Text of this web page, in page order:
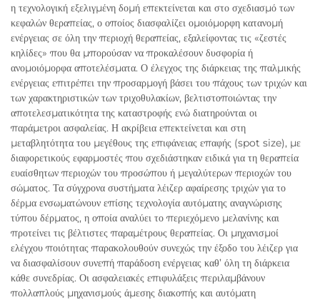
η τεχνολογική εξελιγμένη δομή επεκτείνεται και στο σχεδιασμό των
κεφαλών θεραπείας, ο οποίος διασφαλίζει ομοιόμορφη κατανομή
ενέργειας σε όλη την περιοχή θεραπείας, εξαλείφοντας τις «ζεστές
κηλίδες» που θα μπορούσαν να προκαλέσουν δυσφορία ή
ανομοιόμορφα αποτελέσματα. Ο έλεγχος της διάρκειας της παλμικής
ενέργειας επιτρέπει την προσαρμογή βάσει του πάχους των τριχών και
των χαρακτηριστικών των τριχοθυλακίων, βελτιστοποιώντας την
αποτελεσματικότητα της καταστροφής ενώ διατηρούνται οι
παράμετροι ασφαλείας. Η ακρίβεια επεκτείνεται και στη
μεταβλητότητα του μεγέθους της επιφάνειας επαφής (spot size), με
διαφορετικούς εφαρμοστές που σχεδιάστηκαν ειδικά για τη θεραπεία
ευαίσθητων περιοχών του προσώπου ή μεγαλύτερων περιοχών του
σώματος. Τα σύγχρονα συστήματα λέιζερ αφαίρεσης τριχών για το
δέρμα ενσωματώνουν επίσης τεχνολογία αυτόματης αναγνώρισης
τύπου δέρματος, η οποία αναλύει το περιεχόμενο μελανίνης και
προτείνει τις βέλτιστες παραμέτρους θεραπείας. Οι μηχανισμοί
ελέγχου ποιότητας παρακολουθούν συνεχώς την έξοδο του λέιζερ για
να διασφαλίσουν συνεπή παράδοση ενέργειας καθ’ όλη τη διάρκεια
κάθε συνεδρίας. Οι ασφαλειακές επιφυλάξεις περιλαμβάνουν
πολλαπλούς μηχανισμούς άμεσης διακοπής και αυτόματη